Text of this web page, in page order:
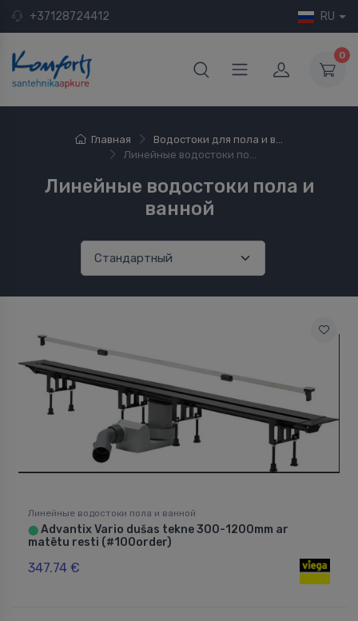
+37128724412 RU
0
Главная
Водостоки для пола и в...
Линейные водостоки по...
Линейные водостоки пола и
ванной
Линейные водостоки пола и ванной
⬤ Advantix Vario dušas tekne 300-1200mm ar
matētu resti (#100order)
347.74 €